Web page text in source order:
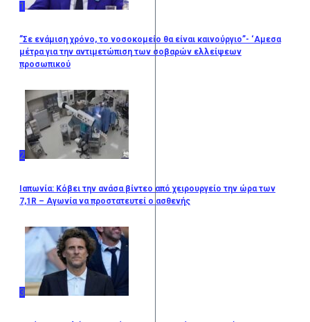
1
”Σε ενάμιση χρόνο, το νοσοκομείο θα είναι καινούργιο”- ‘Αμεσα
μέτρα για την αντιμετώπιση των σοβαρών ελλείψεων
προσωπικού
2
Ιαπωνία: Κόβει την ανάσα βίντεο από χειρουργείο την ώρα των
7,1R – Αγωνία να προστατευτεί ο ασθενής
3